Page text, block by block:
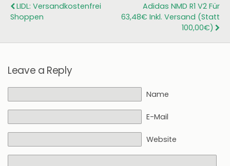
LIDL: Versandkostenfrei
Shoppen
Adidas NMD R1 V2 Für
63,48€ Inkl. Versand (statt
100,00€)
Leave a Reply
Name
E-Mail
Website